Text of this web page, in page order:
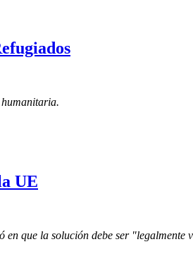
UE
que la solución debe ser